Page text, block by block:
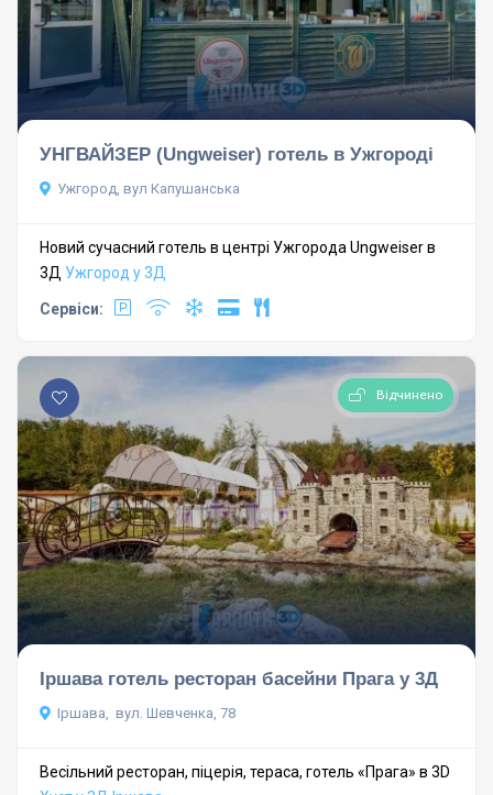
УНГВАЙЗЕР (Ungweiser) готель в Ужгороді
Ужгород, вул Капушанська
Новий сучасний готель в центрі Ужгорода Ungweiser в
3Д Ужгород у 3Д
Сервіси:
Відчинено
Іршава готель ресторан басейни Прага у 3Д
Іршава, вул. Шевченка, 78
Весільний ресторан, піцерія, тераса, готель «Прага» в 3D